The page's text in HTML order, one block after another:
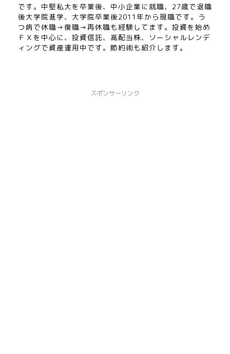
です。中堅私大を卒業後、中小企業に就職、27歳で退職
後大学院進学、大学院卒業後2011年から現職です。う
つ病で休職→復職→再休職も経験してます。投資を始め
ＦＸを中心に、投資信託、高配当株、ソーシャルレンデ
ィングで資産運用中です。節約術も紹介します。
スポンサーリンク